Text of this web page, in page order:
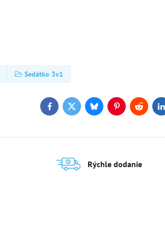
Sedátko 3v1
FacebookTwitterBlueskyPinterestReddit
Skladom
145,70 €
Rýchle dodanie